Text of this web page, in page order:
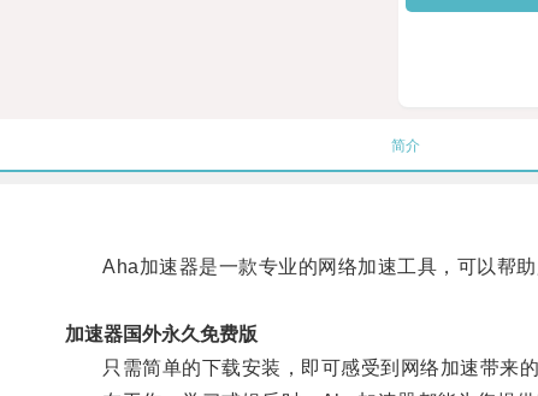
简介
Aha加速器是一款专业的网络加速工具，可以帮助
加速器国外永久免费版
只需简单的下载安装，即可感受到网络加速带来的